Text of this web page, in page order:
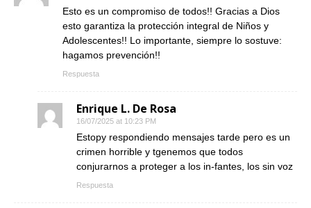
Esto es un compromiso de todos!! Gracias a Dios
esto garantiza la protección integral de Niños y
Adolescentes!! Lo importante, siempre lo sostuve:
hagamos prevención!!
Respuesta
Enrique L. De Rosa
16/07/2025 at 10:23 PM
Estopy respondiendo mensajes tarde pero es un
crimen horrible y tgenemos que todos
conjurarnos a proteger a los in-fantes, los sin voz
Respuesta